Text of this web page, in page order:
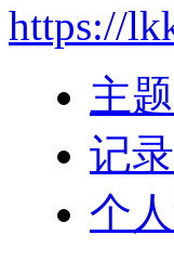
https://
主题
记录
个